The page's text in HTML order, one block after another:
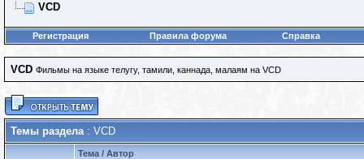
VCD
Регистрация Правила форума Справка
VCD Фильмы на языке телугу, тамили, каннада, малаям на VCD
Темы раздела: VCD
Тема / Автор